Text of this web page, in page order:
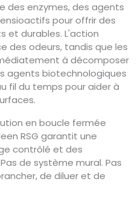
des enzymes, des agents
pour offrir des
et durables. L'action
des odeurs, tandis que les
à décomposer
agents biotechnologiques
fil du temps pour aider à
en boucle fermée
RSG garantit une
contrôlé et des
de système mural. Pas
de diluer et de